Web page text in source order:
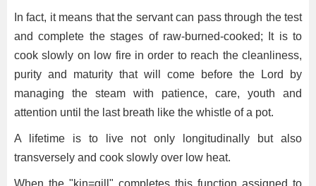
In fact, it means that the servant can pass through the test
and complete the stages of raw-burned-cooked; It is to
cook slowly on low fire in order to reach the cleanliness,
purity and maturity that will come before the Lord by
managing the steam with patience, care, youth and
attention until the last breath like the whistle of a pot.
A lifetime is to live not only longitudinally but also
transversely and cook slowly over low heat.
When the "kin=gill" completes this function assigned to